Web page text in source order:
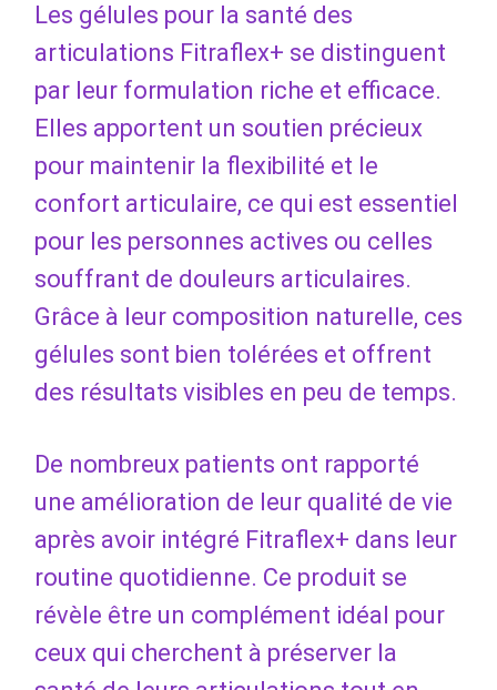
Les gélules pour la santé des
articulations Fitraflex+ se distinguent
par leur formulation riche et efficace.
Elles apportent un soutien précieux
pour maintenir la flexibilité et le
confort articulaire, ce qui est essentiel
pour les personnes actives ou celles
souffrant de douleurs articulaires.
Grâce à leur composition naturelle, ces
gélules sont bien tolérées et offrent
des résultats visibles en peu de temps.
De nombreux patients ont rapporté
une amélioration de leur qualité de vie
après avoir intégré Fitraflex+ dans leur
routine quotidienne. Ce produit se
révèle être un complément idéal pour
ceux qui cherchent à préserver la